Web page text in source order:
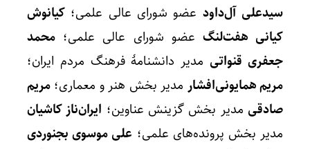
سیدعلی آل‌داود عضو شورای عالی علمی؛ کیانوش
کیانی هفت‌لنگ عضو شورای عالی علمی؛ محمد
جعفری قنواتی مدیر دانشنامۀ فرهنگ مردم ایران؛
مریم همایونی‌افشار مدیر بخش هنر و معماری؛ مریم
صادقی مدیر بخش گزینش عناوین؛ ایران‌ناز کاشیان
مدیر بخش پرونده‌های علمی؛ علی موسوی بجنوردی